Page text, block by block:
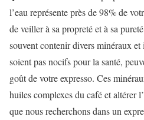
l’eau représente près de 98% de
de veiller à sa propreté et à sa
souvent contenir divers minéraux
soient pas nocifs pour la santé,
goût de votre expresso. Ces
huiles complexes du café et altérer
que nous recherchons dans un